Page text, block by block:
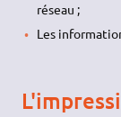
réseau ;
Les